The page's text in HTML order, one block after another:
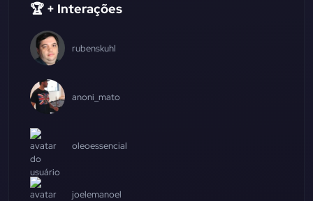
🏆 + Interações
rubenskuhl
anoni_mato
oleoessencial
joelemanoel